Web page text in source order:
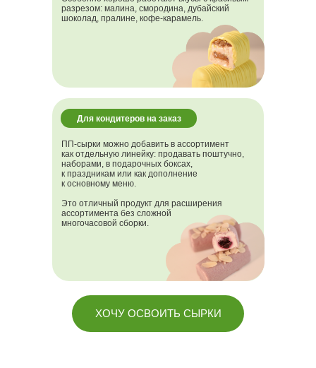
разрезом: малина, смородина, дубайский
шоколад, пралине, кофе-карамель.
ПП-сырки можно добавить в ассортимент
как отдельную линейку: продавать поштучно,
наборами, в подарочных боксах,
к праздникам или как дополнение
к основному меню.
Это отличный продукт для расширения
ассортимента без сложной
многочасовой сборки.
Для кондитеров на заказ
ХОЧУ ОСВОИТЬ СЫРКИ